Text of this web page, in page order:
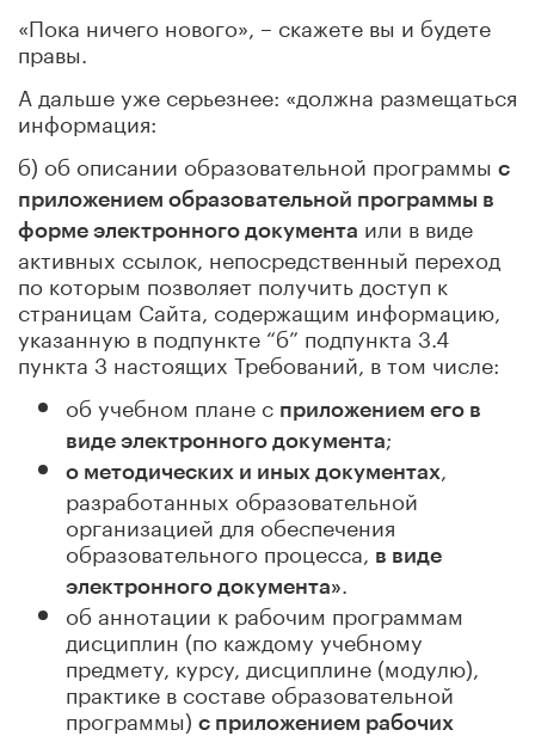
«Пока ничего нового», – скажете вы и будете
правы.
А дальше уже серьезнее: «должна размещаться
информация:
б) об описании образовательной программы с
приложением образовательной программы в
форме электронного документа или в виде
активных ссылок, непосредственный переход
по которым позволяет получить доступ к
страницам Сайта, содержащим информацию,
указанную в подпункте “б” подпункта 3.4
пункта 3 настоящих Требований, в том числе:
об учебном плане с приложением его в
виде электронного документа;
о методических и иных документах
разработанных образовательной
организацией для обеспечения
образовательного процесса,
в виде
электронного документа»
об аннотации к рабочим программам
дисциплин (по каждому учебному
предмету, курсу, дисциплине (модулю),
практике в составе образовательной
программы) с приложением рабочих